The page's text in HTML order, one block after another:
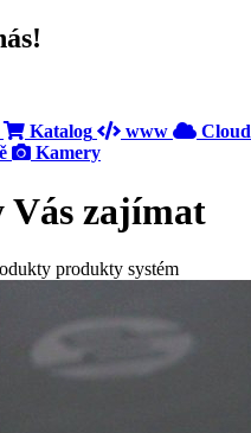
Katalog www
Cloud
Kamery
Vás zajímat
produkty systém